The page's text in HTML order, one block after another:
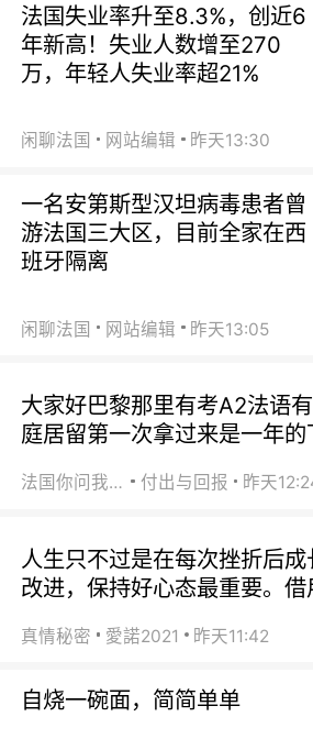
法国失业率升至8.3%，创近6
年新高！失业人数增至270
万，年轻人失业率超21%
闲聊法国 网站编辑 昨天13:30
一名安第斯型汉坦病毒患者曾
游法国三大区，目前全家在西
班牙隔离
闲聊法国 网站编辑 昨天13:05
大家好巴黎那里有考A2法语
庭居留第一次拿过来是一年
法国你问我答 付出与回报 昨天
人生只不过是在每次挫折后
改进，保持好心态最重要。
真情秘密 愛諾2021 昨天11:42
自烧一碗面，简简单单